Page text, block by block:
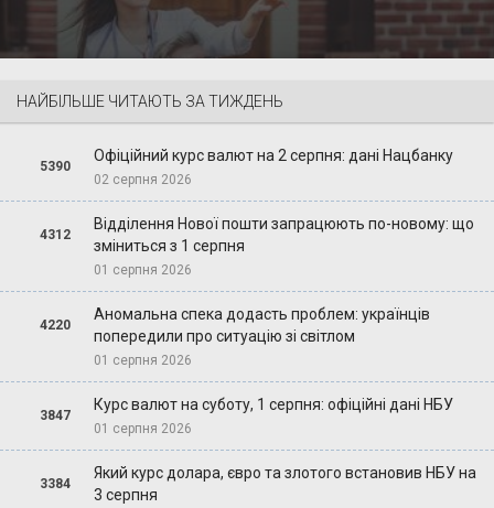
НАЙБІЛЬШЕ ЧИТАЮТЬ ЗА ТИЖДЕНЬ
5390
Офіційний курс валют на 2 серпня: дані Нацбанку
02 серпня 2026
4312
Відділення Нової пошти запрацюють по-новому: що
зміниться з 1 серпня
01 серпня 2026
4220
Аномальна спека додасть проблем: українців
попередили про ситуацію зі світлом
01 серпня 2026
3847
Курс валют на суботу, 1 серпня: офіційні дані НБУ
01 серпня 2026
3384
Який курс долара, євро та злотого встановив НБУ на
3 серпня